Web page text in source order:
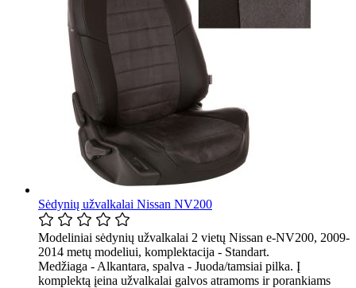
Sėdynių užvalkalai Nissan NV200
Modeliniai sėdynių užvalkalai 2 vietų Nissan e-NV200, 2009-
2014 metų modeliui, komplektacija - Standart.
Medžiaga - Alkantara, spalva - Juoda/tamsiai pilka. Į
komplektą įeina užvalkalai galvos atramoms ir porankiams